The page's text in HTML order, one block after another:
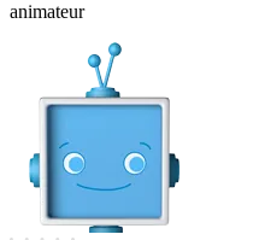
animateur